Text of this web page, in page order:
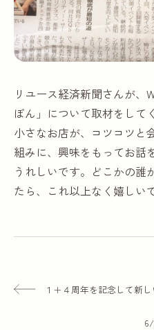
リユース経済新聞さんが、
ぼん」について取材をして
小さなお店が、コツコツと
組みに、興味をもってお話
うれしいです。どこかの誰
たら、これ以上なく嬉しい
１＋４周年を記念して新